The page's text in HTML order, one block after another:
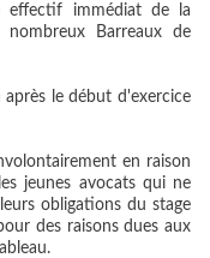
effectif immédiat de la
Barreaux de
le début d'exercice
en raison
jeunes avocats qui ne
obligations du stage
des raisons dues aux